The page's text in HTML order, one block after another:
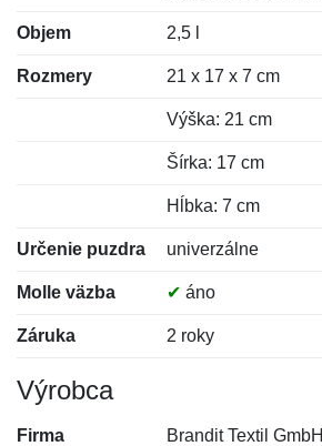
Objem 2,5 l
Rozmery 21 x 17 x 7 cm
Výška: 21 cm
Šírka: 17 cm
Hĺbka: 7 cm
Určenie puzdra univerzálne
Molle väzba ✔ áno
Záruka 2 roky
Výrobca
Firma Brandit Textil GmbH